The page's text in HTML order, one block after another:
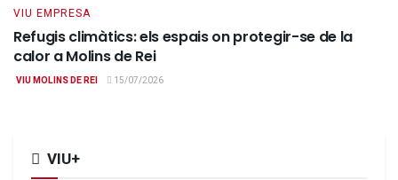
VIU EMPRESA
Refugis climàtics: els espais on protegir-se de la
calor a Molins de Rei
VIU MOLINS DE REI 15/07/2026
VIU+